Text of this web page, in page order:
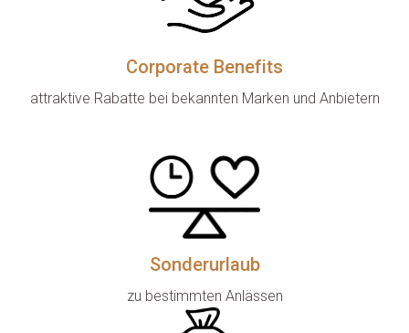
Corporate Benefits
attraktive Rabatte bei bekannten Marken und Anbietern
Sonderurlaub
zu bestimmten Anlässen